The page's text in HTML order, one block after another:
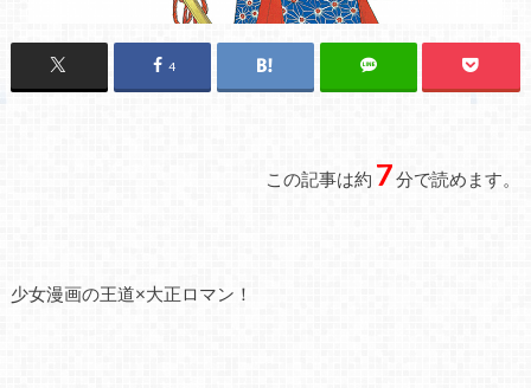
4
この記事は約 7分で読めます。
少女漫画の王道×大正ロマン！